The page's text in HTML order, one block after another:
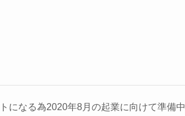
になる為2020年8月の起業に向けて準備中